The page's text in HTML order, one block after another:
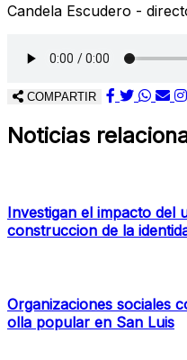
Candela Escudero -
COMPARTIR
Noticias
Investigan el impacto del
construccion de la
Organizaciones sociales
olla popular en San Luis